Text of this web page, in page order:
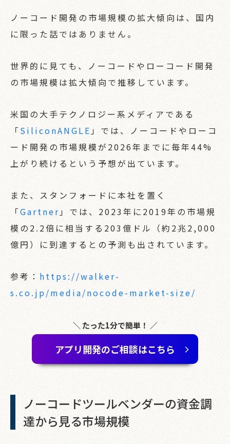
COMPANY
会社概要
CONTACT
お問い合わせ
ノーコード開発の市場規模の拡大傾向は、国内
に限った話ではありません。
世界的に見ても、ノーコードやローコード開発
の市場規模は拡大傾向で推移しています。
米国の大手テクノロジー系メディアである
「 SiliconANGLE」では、ノーコードやローコ
ード開発の市場規模が2026年までに毎年44%
上がり続けるという予想が出ています。
また、スタンフォードに本社を置く
「Gartner」では、2023年に2019年の市場規
模の2.2倍に相当する203億ドル（約2兆2,000
億円）に到達するとの予測も出されています。
参考： https://walker-
s.co.jp/media/nocode-market-size/
＼ たった1分で簡単！ ／
アプリ開発のご相談はこちら
ノーコードツールベンダーの資金調
達から見る市場規模